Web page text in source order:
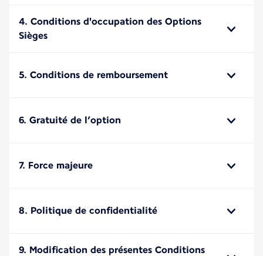
4. Conditions d'occupation des Options
Sièges
5. Conditions de remboursement
6. Gratuité de l’option
7. Force majeure
8. Politique de confidentialité
9. Modification des présentes Conditions